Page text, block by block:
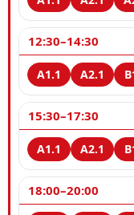
12:30–14:30
15:30–17:30
18:00–20:00